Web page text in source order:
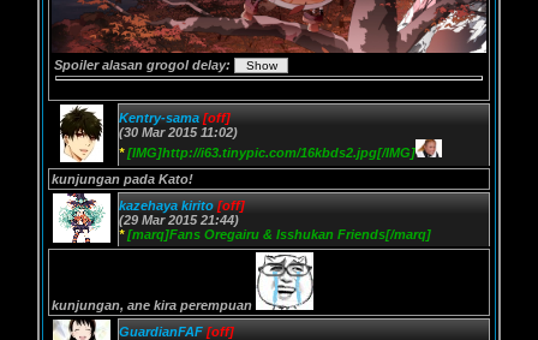
Spoiler alasan grogol delay:
Kentry-sama [off]
(30 Mar 2015 11:02)
* [IMG]http://i63.tinypic.com/16kbds2.jpg[/IMG]
kunjungan pada Kato!
kazehaya kirito [off]
(29 Mar 2015 21:44)
* [marq]Fans Oregairu & Isshukan Friends[/marq]
kunjungan, ane kira perempuan
GuardianFAF [off]